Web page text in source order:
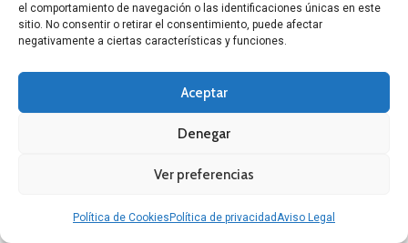
el comportamiento de navegación o las identificaciones únicas en este
sitio. No consentir o retirar el consentimiento, puede afectar
negativamente a ciertas características y funciones.
Aceptar
Denegar
Ver preferencias
Política de Cookies Política de privacidadAviso Legal